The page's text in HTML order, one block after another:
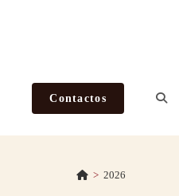
Contactos
> 2026